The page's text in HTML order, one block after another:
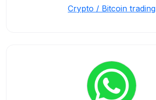
Crypto / Bitcoin trading